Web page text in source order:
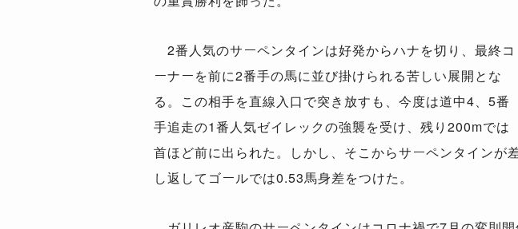
2番人気のサーペンタインは好発からハナを切り、最終コ
ーナーを前に2番手の馬に並び掛けられる苦しい展開とな
る。この相手を直線入口で突き放すも、今度は道中4、5番
手追走の1番人気ゼイレックの強襲を受け、残り200mでは
首ほど前に出られた。しかし、そこからサーペンタインが
し返してゴールでは0.53馬身差をつけた。